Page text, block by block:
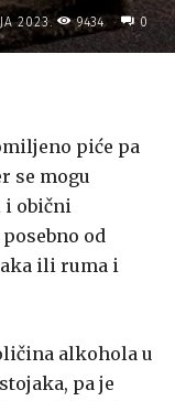
2023. 9434 0
piće pa
se mogu
i obični
od
ili ruma i
alkohola u
pa je